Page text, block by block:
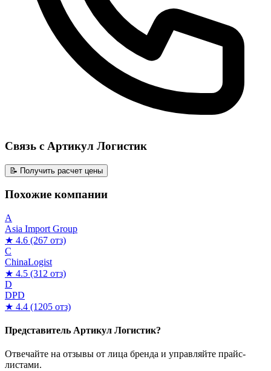
Связь с Артикул Логистик
📝 Получить расчет цены
Похожие компании
A
Asia Import Group
★ 4.6 (267 отз)
C
ChinaLogist
★ 4.5 (312 отз)
D
DPD
★ 4.4 (1205 отз)
Представитель Артикул Логистик?
Отвечайте на отзывы от лица бренда и управляйте прайс-
листами.